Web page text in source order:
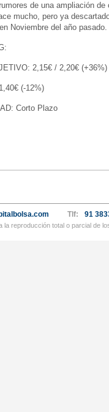
de una ampliación
mucho, pero ya
Noviembre del año pasado.
2,15€ / 2,20€
(-12%)
Corto Plazo
Tlf: 91
la reproducción total o parcial de